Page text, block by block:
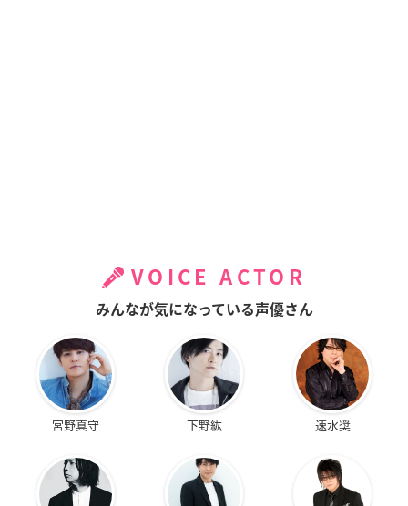
VOICE ACTOR
みんなが気になっている声優さん
宮野真守 下野紘 速水奨